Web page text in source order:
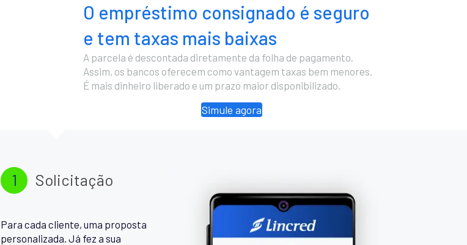
O empréstimo consignado é seguro
e tem taxas mais baixas
A parcela é descontada diretamente da folha de pagamento.
Assim, os bancos oferecem como vantagem taxas bem menores.
É mais dinheiro liberado e um prazo maior disponibilizado.
Simule agora
1 Solicitação
Para cada cliente, uma proposta
personalizada. Já fez a sua